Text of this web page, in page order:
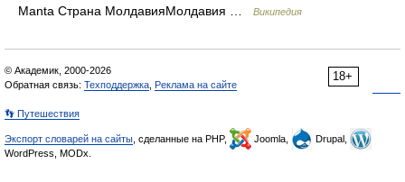
Manta Страна МолдавияМолдавия …
Википедия
18+
© Академик, 2000-2026
Обратная связь: Техподдержка Реклама на сайте
👣 Путешествия
Экспорт словарей на сайты , сделанные на PHP, Joomla,
Drupal,
WordPress, MODx.